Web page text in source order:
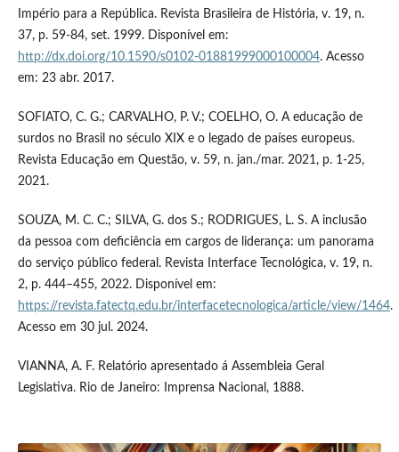
Império para a República. Revista Brasileira de História, v. 19, n.
37, p. 59-84, set. 1999. Disponível em:
http://dx.doi.org/10.1590/s0102-01881999000100004. Acesso
em: 23 abr. 2017.
SOFIATO, C. G.; CARVALHO, P. V.; COELHO, O. A educação de
surdos no Brasil no século XIX e o legado de países europeus.
Revista Educação em Questão, v. 59, n. jan./mar. 2021, p. 1-25,
2021.
SOUZA, M. C. C.; SILVA, G. dos S.; RODRIGUES, L. S. A inclusão
da pessoa com deficiência em cargos de liderança: um panorama
do serviço público federal. Revista Interface Tecnológica, v. 19, n.
2, p. 444–455, 2022. Disponível em:
https://revista.fatectq.edu.br/interfacetecnologica/article/view/1464.
Acesso em 30 jul. 2024.
VIANNA, A. F. Relatório apresentado á Assembleia Geral
Legislativa. Rio de Janeiro: Imprensa Nacional, 1888.